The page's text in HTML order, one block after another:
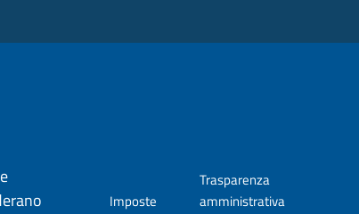
Imposte
Trasparenza
amministrativa